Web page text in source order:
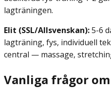
lagträningen.
Elit (SSL/Allsvenskan):5-6
lagträning, fys, individuell
central — massage,
Vanliga frågor om